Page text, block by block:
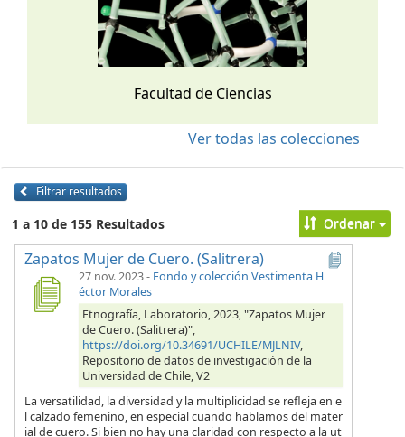
Facultad de Ciencias
Ver todas las colecciones
Filtrar resultados
1 a 10 de 155 Resultados Ordenar
Zapatos Mujer de Cuero. (Salitrera)
27 nov. 2023- Fondo y colección Vestimenta H
éctor Morales
Etnografía, Laboratorio, 2023, "Zapatos Mujer
de Cuero. (Salitrera)",
https://doi.org/10.34691/UCHILE/MJLNIV,
Repositorio de datos de investigación de la
Universidad de Chile, V2
La versatilidad, la diversidad y la multiplicidad se refleja en e
l calzado femenino, en especial cuando hablamos del mater
ial de cuero. Si bien no hay una claridad con respecto a la ut